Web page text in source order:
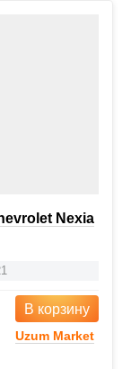
Nexia
В корзину
Uzum Market